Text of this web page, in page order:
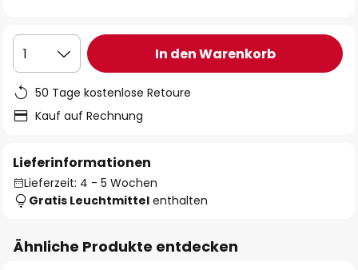
1 In den Warenkorb
50 Tage kostenlose Retoure
Kauf auf Rechnung
Lieferinformationen
Lieferzeit: 4 - 5 Wochen
Gratis Leuchtmittel enthalten
Ähnliche Produkte entdecken